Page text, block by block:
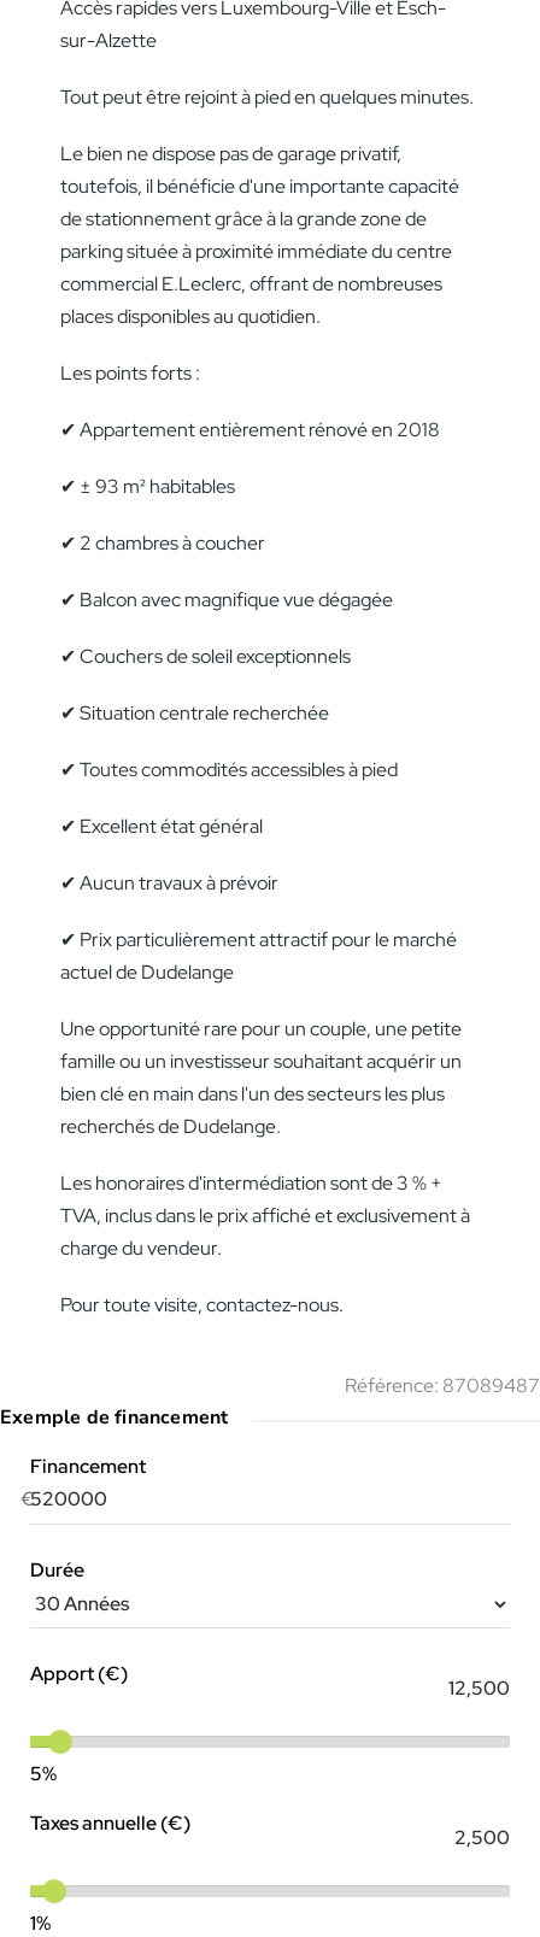
Accès rapides vers Luxembourg-Ville et Esch-
sur-Alzette
Tout peut être rejoint à pied en quelques minutes.
Le bien ne dispose pas de garage privatif,
toutefois, il bénéficie d'une importante capacité
de stationnement grâce à la grande zone de
parking située à proximité immédiate du centre
commercial E.Leclerc, offrant de nombreuses
places disponibles au quotidien.
Les points forts :
✔ Appartement entièrement rénové en 2018
✔ ± 93 m² habitables
✔ 2 chambres à coucher
✔ Balcon avec magnifique vue dégagée
✔ Couchers de soleil exceptionnels
✔ Situation centrale recherchée
✔ Toutes commodités accessibles à pied
✔ Excellent état général
✔ Aucun travaux à prévoir
✔ Prix particulièrement attractif pour le marché
actuel de Dudelange
Une opportunité rare pour un couple, une petite
famille ou un investisseur souhaitant acquérir un
bien clé en main dans l'un des secteurs les plus
recherchés de Dudelange.
Les honoraires d'intermédiation sont de 3 % +
TVA, inclus dans le prix affiché et exclusivement à
charge du vendeur.
Pour toute visite, contactez-nous.
Référence: 87089487
Exemple de financement
Financement
€
Durée
Apport (€)
5%
Taxes annuelle (€)
1%